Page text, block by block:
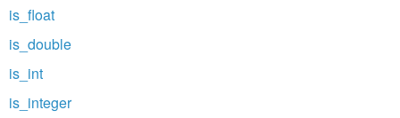
is_float
is_double
is_int
is_integer